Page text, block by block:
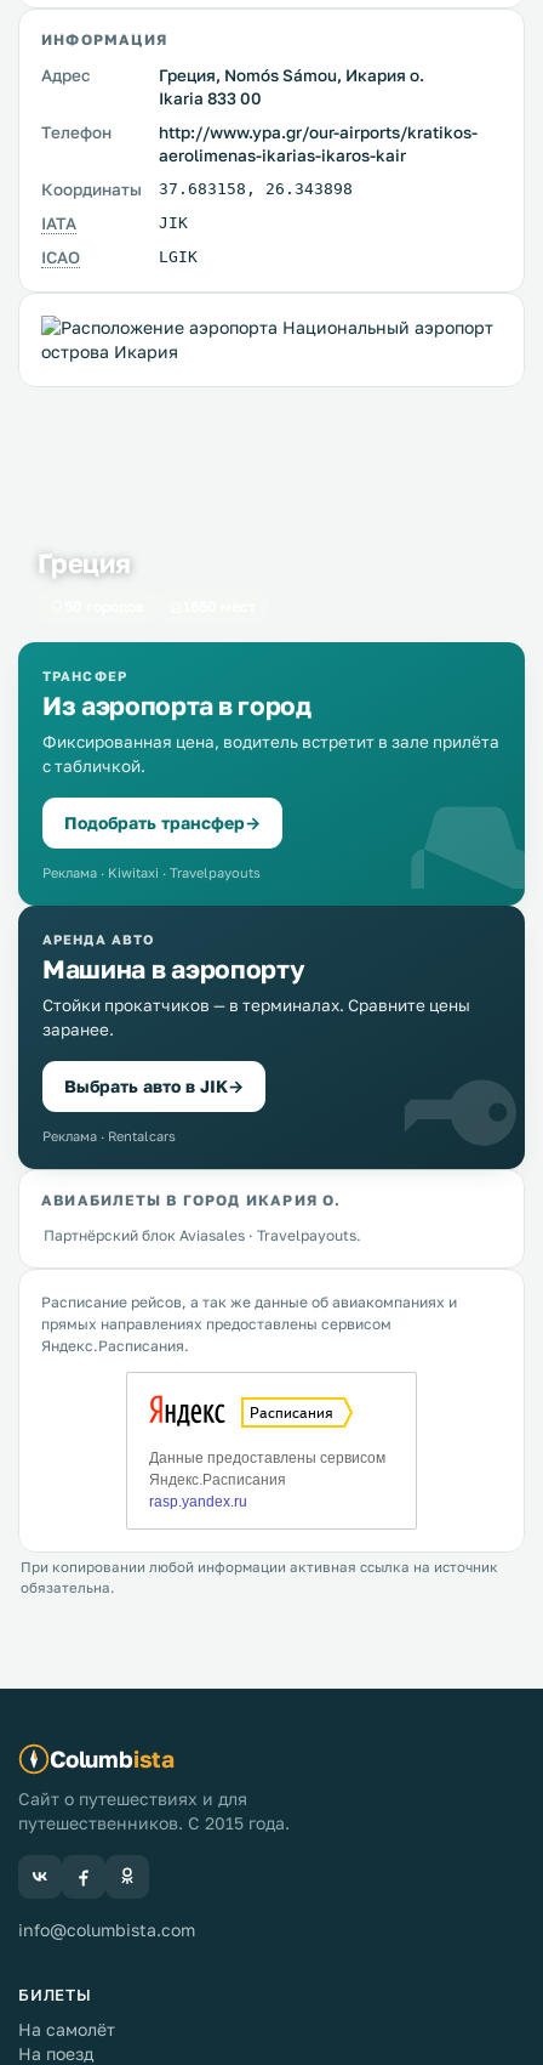
ИНФОРМАЦИЯ
Адрес
Греция, Nomós Sámou, Икария о.
Ikaria 833 00
Телефон
http://www.ypa.gr/our-airports/kratikos-
aerolimenas-ikarias-ikaros-kair
Координаты
37.683158 , 26.343898
IATA JIK
ICAO LGIK
Греция
ТРАНСФЕР
Из аэропорта в город
Фиксированная цена, водитель встретит в зале прилёта
с табличкой.
Подобрать трансфер→
Реклама · Kiwitaxi · Travelpayouts
АРЕНДА АВТО
Машина в аэропорту
Стойки прокатчиков — в терминалах. Сравните цены
заранее.
Выбрать авто в JIK→
Реклама · Rentalcars
АВИАБИЛЕТЫ В ГОРОД ИКАРИЯ О.
Партнёрский блок Aviasales · Travelpayouts.
Расписание рейсов, а так же данные об авиакомпаниях и
прямых направлениях предоставлены сервисом
Яндекс.Расписания.
При копировании любой информации активная ссылка на источник
обязательна.
Columbista
Сайт о путешествиях и для
путешественников. С 2015 года.
info@columbista.com
БИЛЕТЫ
На самолёт
На поезд